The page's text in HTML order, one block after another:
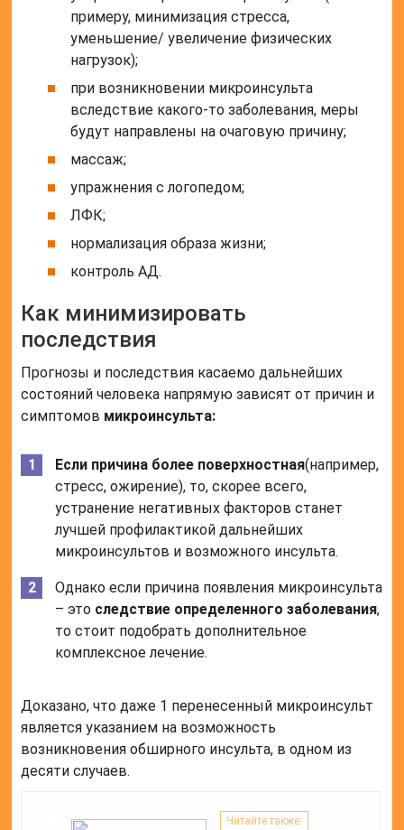
примеру, минимизация стресса,
уменьшение/ увеличение физических
нагрузок);
при возникновении микроинсульта
вследствие какого-то заболевания, меры
будут направлены на очаговую причину;
массаж;
упражнения с логопедом;
ЛФК;
нормализация образа жизни;
контроль АД.
Как минимизировать
последствия
Прогнозы и последствия касаемо дальнейших
состояний человека напрямую зависят от причин и
симптомов микроинсульта:
Если причина более поверхностная(например,
стресс, ожирение), то, скорее всего,
устранение негативных факторов станет
лучшей профилактикой дальнейших
микроинсультов и возможного инсульта.
Однако если причина появления микроинсульта
– это следствие определенного заболевания,
то стоит подобрать дополнительное
комплексное лечение.
Доказано, что даже 1 перенесенный микроинсульт
является указанием на возможность
возникновения обширного инсульта, в одном из
десяти случаев.
Читайте также: